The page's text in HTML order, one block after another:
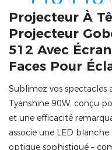
Projecteur À
Projecteur
512 Avec
Faces Pour
Sublimez vos spectacles
Tyanshine 90W, conçu
et une efficacité
associe une LED
optique sophistiqué –